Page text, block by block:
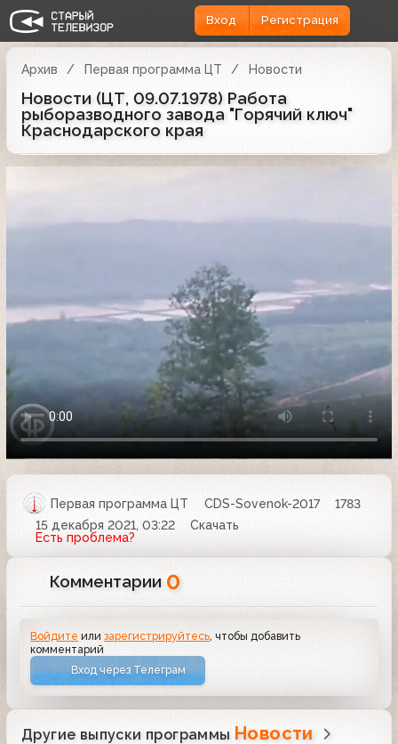
Вход Регистрация
Архив Первая программа ЦТ Новости
Новости (ЦТ, 09.07.1978) Работа
рыборазводного завода "Горячий ключ"
Краснодарского края
Первая программа ЦТ CDS-Sovenok-2017
1783
15 декабря 2021, 03:22
Скачать
Есть проблема?
Комментарии 0
Войдите илизарегистрируйтесь, чтобы добавить
комментарий
Вход через Телеграм
Другие выпуски программы Новости